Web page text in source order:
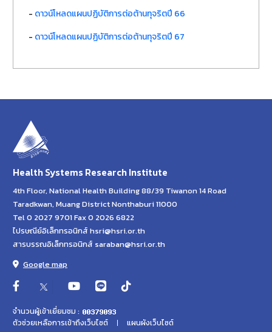
- ดาวน์โหลดแผนปฏิบัติการต่อต้านทุจริตปี 66
- ดาวน์โหลดแผนปฏิบัติการต่อต้านทุจริตปี 67
Health Systems Research Institute
4th Floor, National Health Building 88/39 Tiwanon 14 Road
Taradkwan, Muang District Nonthaburi 11000
Tel 0 2027 9701 Fax 0 2026 6822
ไปรษณีย์อิเล็กทรอนิกส์ hsri@hsri.or.th
สารบรรณอิเล็กทรอนิกส์ saraban@hsri.or.th
Google map
จำนวนผู้เข้าเยี่ยมชม :
ตัวช่วยเหลือการเข้าถึงเว็บไซต์
แผนผังเว็บไซต์